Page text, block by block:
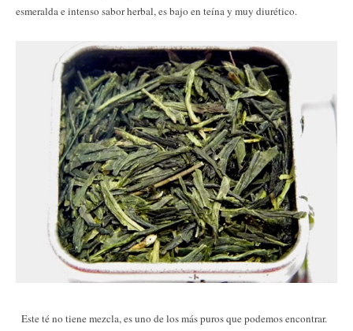
esmeralda e intenso sabor herbal, es bajo en teína y muy diurético.
Este té no tiene mezcla, es uno de los más puros que podemos encontrar.